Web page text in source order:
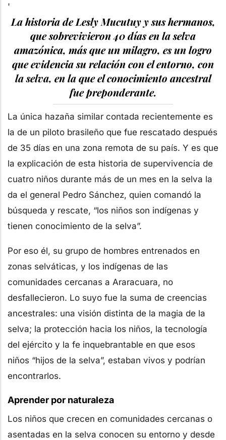
'
La historia de Lesly Mucutuy y sus hermanos,
que sobrevivieron 40 días en la selva
amazónica, más que un milagro, es un logro
que evidencia su relación con el entorno, con
la selva, en la que el conocimiento ancestral
fue preponderante.
La única hazaña similar contada recientemente es
la de un piloto brasileño que fue rescatado después
de 35 días en una zona remota de su país. Y es que
la explicación de esta historia de supervivencia de
cuatro niños durante más de un mes en la selva la
da el general Pedro Sánchez, quien comandó la
búsqueda y rescate, “los niños son indígenas y
tienen conocimiento de la selva”.
Por eso él, su grupo de hombres entrenados en
zonas selváticas, y los indígenas de las
comunidades cercanas a Araracuara, no
desfallecieron. Lo suyo fue la suma de creencias
ancestrales: una visión distinta de la magia de la
selva; la protección hacia los niños, la tecnología
del ejército y la fe inquebrantable en que esos
niños “hijos de la selva”, estaban vivos y podrían
encontrarlos.
Aprender por naturaleza
Los niños que crecen en comunidades cercanas o
asentadas en la selva conocen su entorno y desde